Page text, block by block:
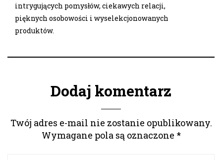
intrygujących pomysłów, ciekawych relacji,
pięknych osobowości i wyselekcjonowanych
produktów.
Dodaj komentarz
Twój adres e-mail nie zostanie opublikowany.
Wymagane pola są oznaczone *